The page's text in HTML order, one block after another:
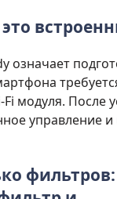
означает
модуля. После
управление и
фильтров: